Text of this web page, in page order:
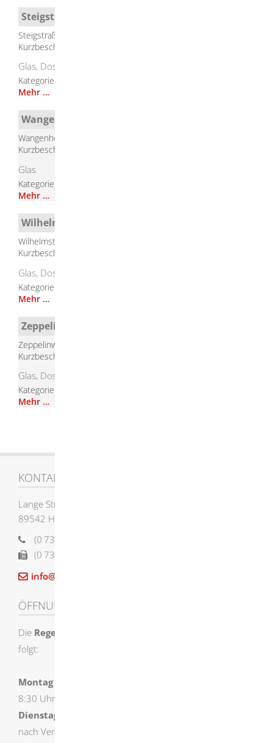
Steigstraße Bolheim
Steigstraße, Bolheim
Kurzbeschreibung
Glas, Dosen, Kleider, Schuhe
Kategorie
Mehr …
Wangenhofer Straße Anhausen
Wangenhofer Straße, Anhausen
Kurzbeschreibung
Glas
Kategorie
Mehr …
Wilhelmstraße Bissingen
Wilhelmstraße, Bissingen
Kurzbeschreibung
Glas, Dosen, Kleider, Schuhe
Kategorie
Mehr …
Zeppelinweg Herbrechtingen
Zeppelinweg, Herbrechtingen
Kurzbeschreibung
Glas, Dosen, Kleider, Schuhe
Kategorie
Mehr …
KONTAKT
Lange Straße 58
89542 Herbrechtingen
(0 73
(0 73
info@herbrechtingen.de
ÖFFNUNGSZEITEN
Die Regelöffnungszeiten
folgt:
Montag
8:30 Uhr – 12:00 Uhr und 14:00 Uhr – 16:00 Uhr
Dienstag
nach Vereinbarung